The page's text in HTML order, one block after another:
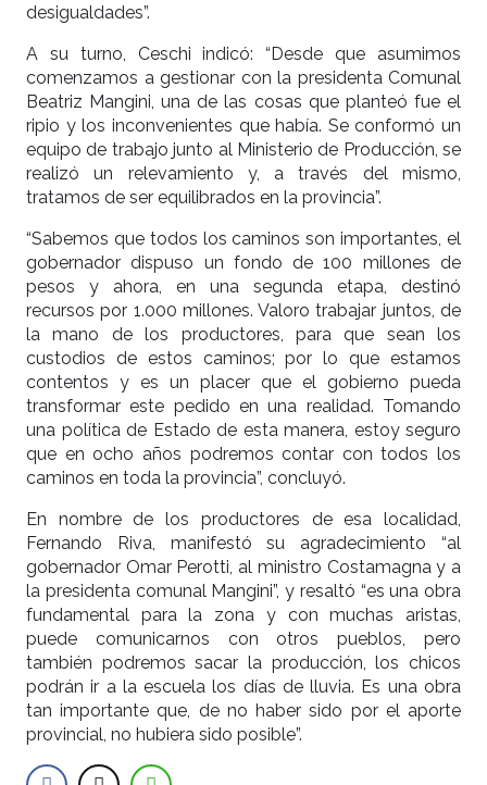
desigualdades”.
A su turno, Ceschi indicó: “Desde que asumimos
comenzamos a gestionar con la presidenta Comunal
Beatriz Mangini, una de las cosas que planteó fue el
ripio y los inconvenientes que había. Se conformó un
equipo de trabajo junto al Ministerio de Producción, se
realizó un relevamiento y, a través del mismo,
tratamos de ser equilibrados en la provincia”.
“Sabemos que todos los caminos son importantes, el
gobernador dispuso un fondo de 100 millones de
pesos y ahora, en una segunda etapa, destinó
recursos por 1.000 millones. Valoro trabajar juntos, de
la mano de los productores, para que sean los
custodios de estos caminos; por lo que estamos
contentos y es un placer que el gobierno pueda
transformar este pedido en una realidad. Tomando
una política de Estado de esta manera, estoy seguro
que en ocho años podremos contar con todos los
caminos en toda la provincia”, concluyó.
En nombre de los productores de esa localidad,
Fernando Riva, manifestó su agradecimiento “al
gobernador Omar Perotti, al ministro Costamagna y a
la presidenta comunal Mangini”, y resaltó “es una obra
fundamental para la zona y con muchas aristas,
puede comunicarnos con otros pueblos, pero
también podremos sacar la producción, los chicos
podrán ir a la escuela los días de lluvia. Es una obra
tan importante que, de no haber sido por el aporte
provincial, no hubiera sido posible”.